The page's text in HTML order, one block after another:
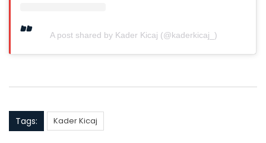
A post shared by Kader Kicaj (@kaderkicaj_)
Tags: Kader Kicaj